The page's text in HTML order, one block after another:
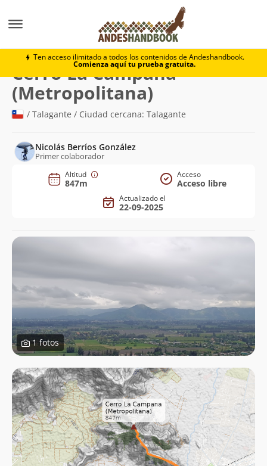
Ten acceso ilimitado a todos los contenidos de Andeshandbook.
Comienza aquí tu prueba gratuita.
Cerro La Campana (Metropolitana)
Cerro La Campana
(Metropolitana)
/ Talagante / Ciudad cercana: Talagante
Nicolás Berríos González
Primer colaborador
Altitud
847m
Acceso
Acceso libre
Actualizado el
22-09-2025
1 fotos